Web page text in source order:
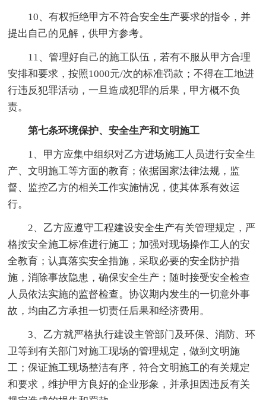
10、有权拒绝甲方不符合安全生产要求的指令，并
提出自己的见解，供甲方参考。
11、管理好自己的施工队伍，若有不服从甲方合理
安排和要求，按照1000元/次的标准罚款；不得在工地进
行违反犯罪活动，一旦造成犯罪的后果，甲方概不负
责。
第七条环境保护、安全生产和文明施工
1、甲方应集中组织对乙方进场施工人员进行安全生
产、文明施工等方面的教育；依据国家法律法规，监
督、监控乙方的相关工作实施情况，使其体系有效运
行。
2、乙方应遵守工程建设安全生产有关管理规定，严
格按安全施工标准进行施工；加强对现场操作工人的安
全教育；认真落实安全措施，采取必要的安全防护措
施，消除事故隐患，确保安全生产；随时接受安全检查
人员依法实施的监督检查。协议期内发生的一切意外事
故，均由乙方承担一切责任后果和经济费用。
3、乙方就严格执行建设主管部门及环保、消防、环
卫等到有关部门对施工现场的管理规定，做到文明施
工；保证施工现场整洁有序，符合文明施工的有关规定
和要求，维护甲方良好的企业形象，并承担因违反有关